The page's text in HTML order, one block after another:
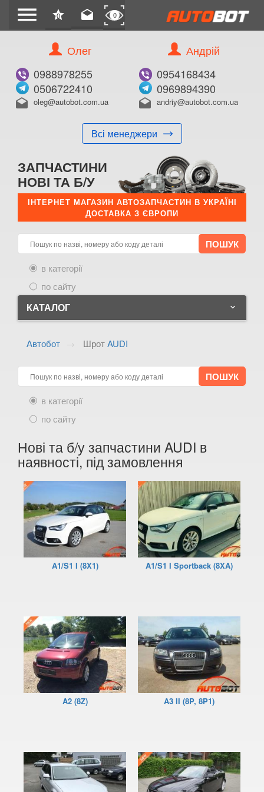
menu star
0 drafts 0
Олег
0988978255
0506722410
drafts oleg@autobot.com.ua
Всі менеджери
Андрій
0954168434
0969894390
drafts andriy@autobot.com.ua
ЗАПЧАСТИНИ
НОВІ ТА Б/У
ІНТЕРНЕТ МАГАЗИН АВТОЗАПЧАСТИН В УКРАЇНІ
ДОСТАВКА З ЄВРОПИ
в категорії
по сайту
КАТАЛОГ keyboard_arrow_down
A1/S1 I (8X1)
A1/S1 I Sportback (8XA)
A3 II (8P, 8P1)
A3/S3 II Sportback (8PA)
A3 II Cabrio (8P7)
A3 III (8V)
A3/S3 III Sportback (8VA)
A4 B6 (8E2, 8E5)
A4 B7 (8EC, 8ED)
A4 B8 (8K2, 8K5)
A4 B8 Allroad Quattro (8KH)
A5 I (8T0, 8F7)
Автобот ШротAUDI
в категорії
по сайту
Нові та б/у запчастини AUDI в
наявності, під замовлення
A1/S1 I (8X1) A1/S1 I Sportback (8XA)
A2 (8Z) A3 II (8P, 8P1)